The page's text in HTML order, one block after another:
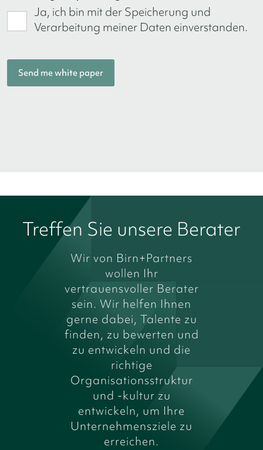
Ja, ich bin mit der Speicherung und
Verarbeitung meiner Daten einverstanden.
Treffen Sie unsere Berater
Wir von Birn+Partners
wollen Ihr
vertrauensvoller Berater
sein. Wir helfen Ihnen
gerne dabei, Talente zu
finden, zu bewerten und
zu entwickeln und die
richtige
Organisationsstruktur
und -kultur zu
entwickeln, um Ihre
Unternehmensziele zu
erreichen.